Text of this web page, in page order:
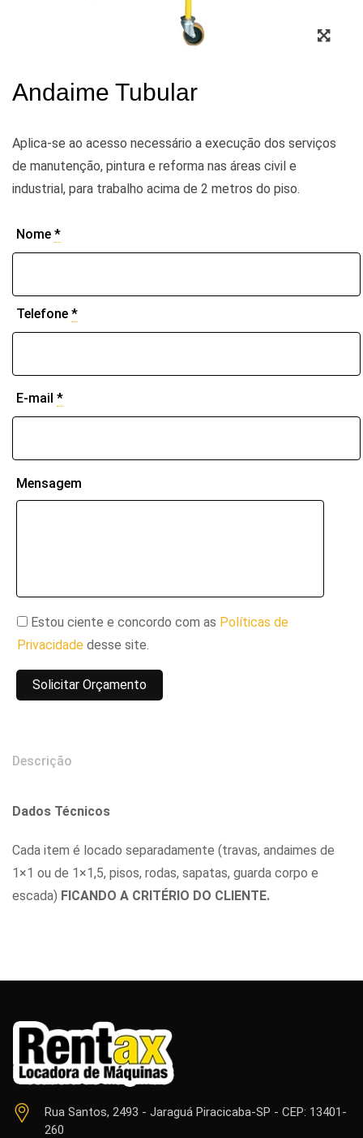
Andaime Tubular
Aplica-se ao acesso necessário a execução dos serviços
de manutenção, pintura e reforma nas áreas civil e
industrial, para trabalho acima de 2 metros do piso.
Nome *
Telefone *
E-mail *
Mensagem
Estou ciente e concordo com as Políticas de
Privacidade desse site.
Descrição
Dados Técnicos
Cada item é locado separadamente (travas, andaimes de
1×1 ou de 1×1,5, pisos, rodas, sapatas, guarda corpo e
escada) FICANDO A CRITÉRIO DO CLIENTE.
Rua Santos, 2493 - Jaraguá Piracicaba-SP - CEP: 13401-
260